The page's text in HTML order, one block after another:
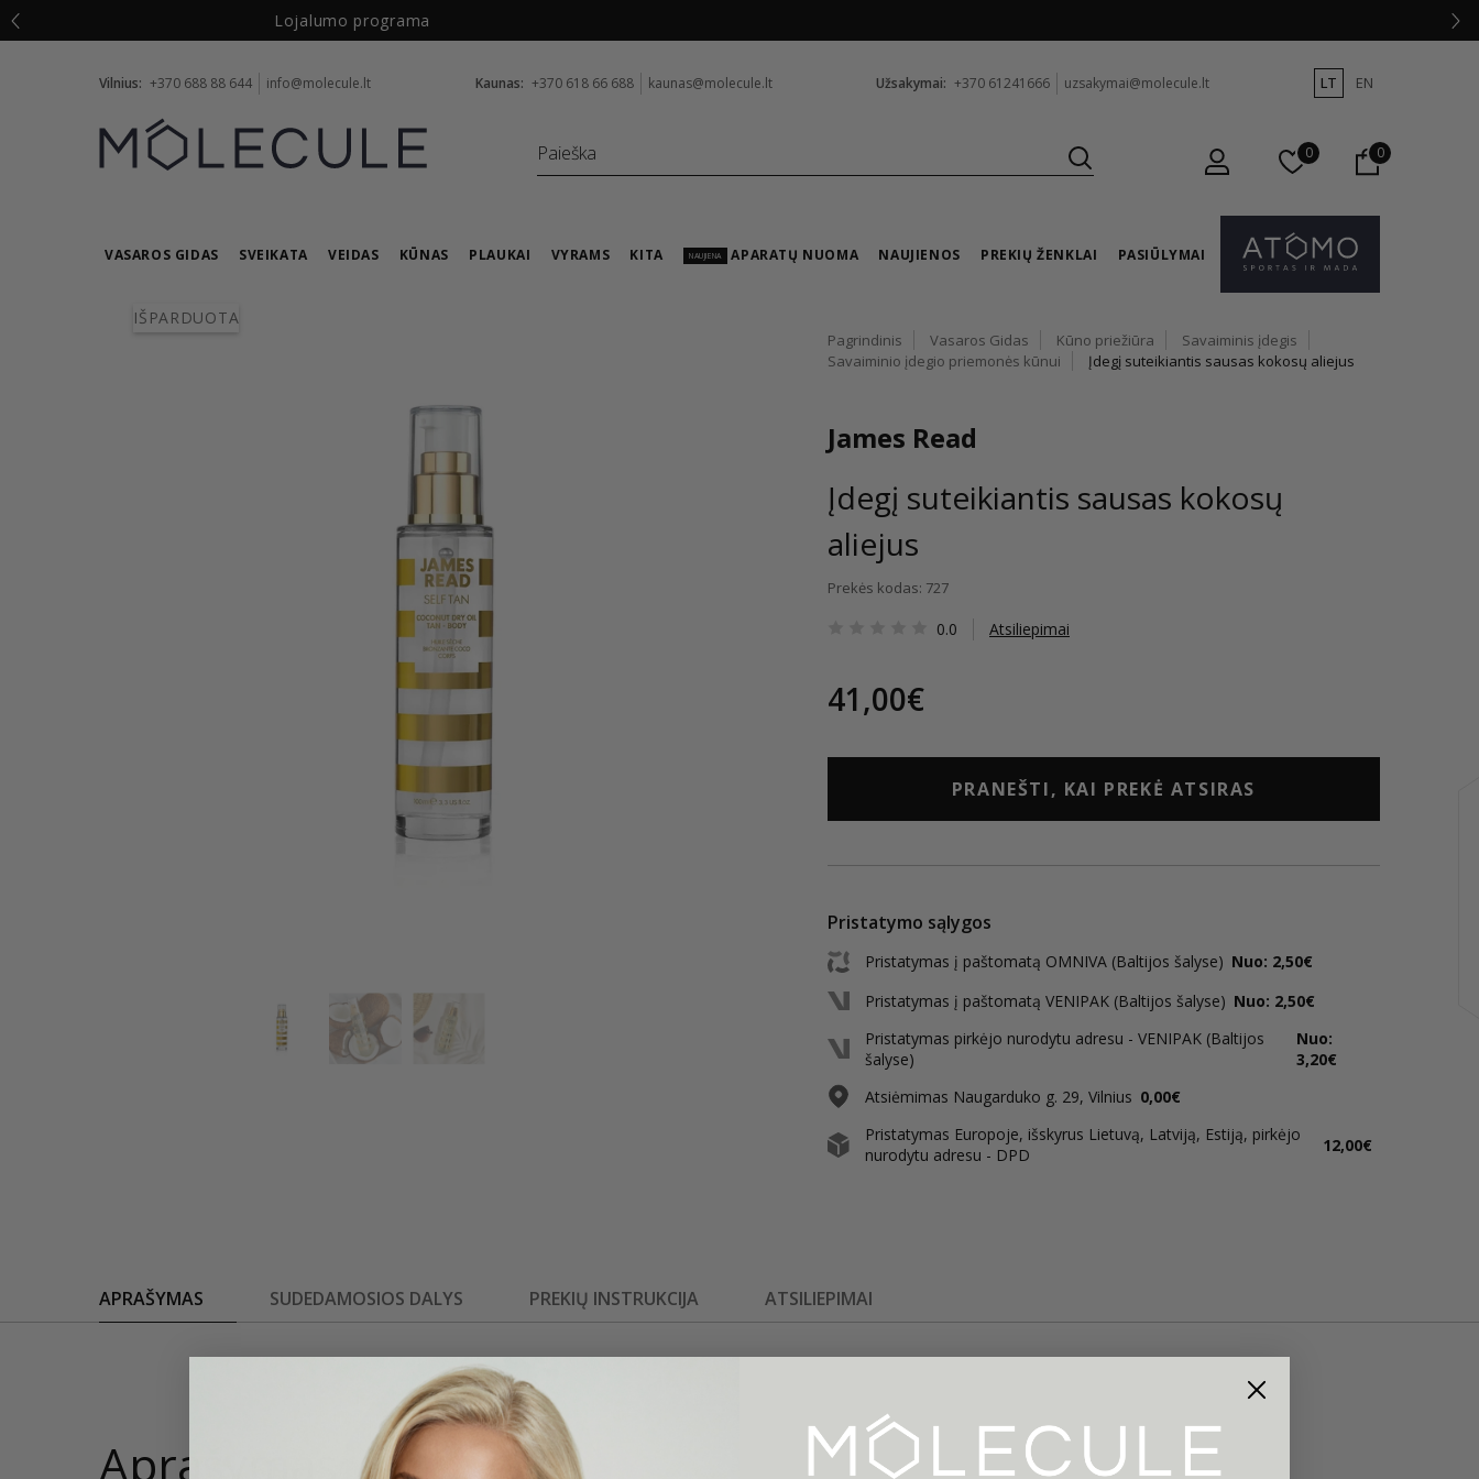
Vilnius: +370 688 88 644 info@molecule.lt Kaunas: +370 618 66 688 kaunas@molecule.lt Užsakymai: +370 61241666 uzsakymai@molecule.lt LT EN
0 0
VASAROS GIDAS SVEIKATA VEIDAS KŪNAS PLAUKAI VYRAMS KITA NAUJIENA APARATŲ NUOMA NAUJIENOS PREKIŲ ŽENKLAI PASIŪLYMAI
IŠPARDUOTA
Pagrindinis Vasaros Gidas Kūno priežiūra
Savaiminis įdegis
Savaiminio įdegio priemonės kūnui
Įdegį suteikiantis sausas kokosų aliejus
James Read
Įdegį suteikiantis sausas kokosų
aliejus
Prekės kodas: 727
0.0 Atsiliepimai
41,00€
PRANEŠTI, KAI PREKĖ ATSIRAS
Pristatymo sąlygos
Pristatymas į paštomatą OMNIVA (Baltijos šalyse) Nuo: 2,50€
Pristatymas į paštomatą VENIPAK (Baltijos šalyse) Nuo: 2,50€
Pristatymas pirkėjo nurodytu adresu - VENIPAK (Baltijos
šalyse)
Nuo:
3,20€
Atsiėmimas Naugarduko g. 29, Vilnius 0,00€
Pristatymas Europoje, išskyrus Lietuvą, Latviją, Estiją, pirkėjo
nurodytu adresu - DPD
12,00€
APRAŠYMAS SUDEDAMOSIOS DALYS PREKIŲ INSTRUKCIJA ATSILIEPIMAI
Aprašymas
100ml